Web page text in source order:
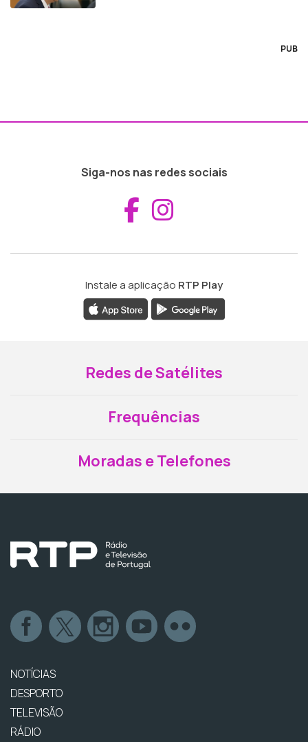
PUB
Siga-nos nas redes sociais
Aceder ao
Instale a aplicação RTP Play
Redes de Satélites
Frequências
Moradas e Telefones
NOTÍCIAS
DESPORTO
TELEVISÃO
RÁDIO